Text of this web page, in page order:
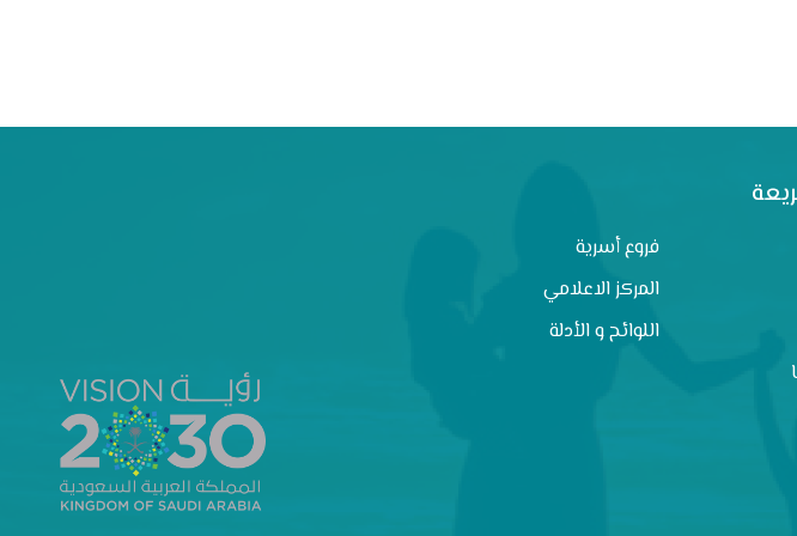
فروع أسرية
المركز الاعلامي
اللوائح و الأدلة